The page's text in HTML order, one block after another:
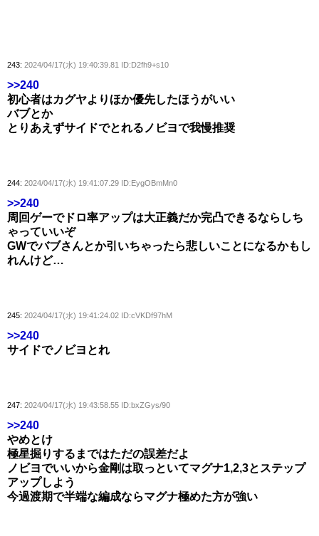
243: 2024/04/17(水) 19:40:39.81 ID:D2fh9+s10
>>240
初心者はカグヤよりほか優先したほうがいい
バブとか
とりあえずサイドでとれるノビヨで我慢推奨
244: 2024/04/17(水) 19:41:07.29 ID:EygOBmMn0
>>240
周回ゲーでドロ率アップは大正義だか完凸できるならしち
ゃっていいぞ
GWでバブさんとか引いちゃったら悲しいことになるかもし
れんけど…
245: 2024/04/17(水) 19:41:24.02 ID:cVKDf97hM
>>240
サイドでノビヨとれ
247: 2024/04/17(水) 19:43:58.55 ID:bxZGys/90
>>240
やめとけ
極星掘りするまではただの誤差だよ
ノビヨでいいから金剛は取っといてマグナ1,2,3とステップ
アップしよう
今過渡期で半端な編成ならマグナ極めた方が強い